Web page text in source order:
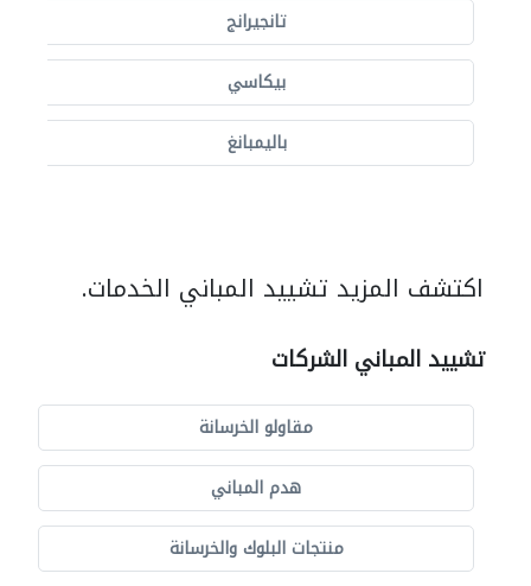
تانجيرانج
بيكاسي
باليمبانغ
اكتشف المزيد تشييد المباني الخدمات.
تشييد المباني الشركات
مقاولو الخرسانة
هدم المباني
منتجات البلوك والخرسانة